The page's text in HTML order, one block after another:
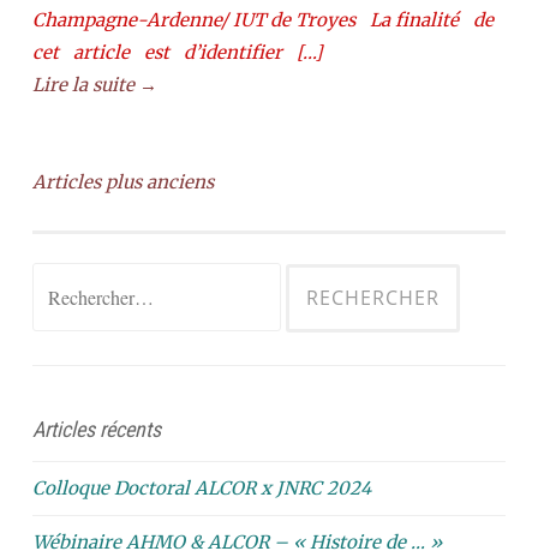
Champagne-Ardenne/ IUT de Troyes La finalité de
cet article est d’identifier […]
Lire la suite →
Navigation
Articles plus anciens
Articles récents
Colloque Doctoral ALCOR x JNRC 2024
Wébinaire AHMO & ALCOR – « Histoire de … »